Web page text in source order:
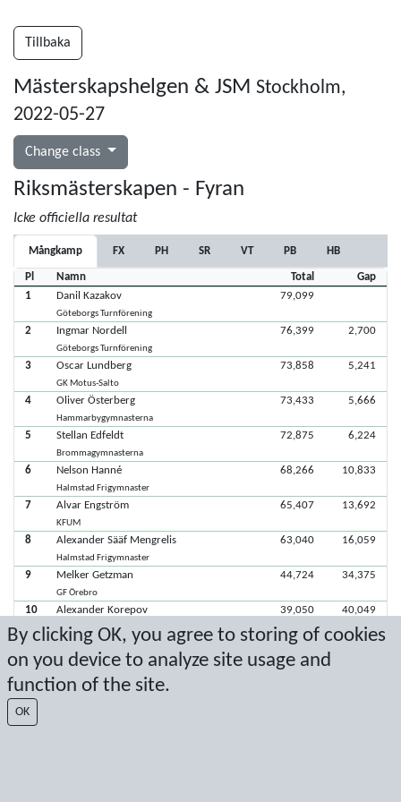
By clicking OK, you agree to storing of cookies
on you device to analyze site usage and
function of the site.
OK
Tillbaka
Mästerskapshelgen & JSM Stockholm,
2022-05-27
Change class
Riksmästerskapen - Fyran
Icke officiella resultat
Mångkamp FX PH SR VT PB HB
Pl Namn Total
Gap
1
Danil Kazakov
Göteborgs Turnförening
79,099
2 Ingmar Nordell
Göteborgs Turnförening
76,399 2,700
3 Oscar Lundberg
GK Motus-Salto
73,858 5,241
4 Oliver Österberg
Hammarbygymnasterna
73,433 5,666
5 Stellan Edfeldt
Brommagymnasterna
72,875 6,224
6 Nelson Hanné
Halmstad Frigymnaster
68,266 10,833
7 Alvar Engström
KFUM
65,407 13,692
8 Alexander Sääf Mengrelis
Halmstad Frigymnaster
63,040 16,059
9 Melker Getzman
GF Örebro
44,724 34,375
10 Alexander Korepov
Brommagymnasterna
39,050 40,049
Senaste poäng: 2022-05-29 14:05:04
Resultat från Sport Event Systems